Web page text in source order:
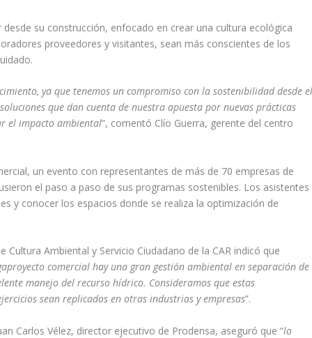
su construcción, enfocado en crear una cultura ecológica
proveedores y visitantes, sean más conscientes de los
ya que tenemos un compromiso con la sostenibilidad desde
que dan cuenta de nuestra apuesta por nuevas prácticas
el impacto ambiental”, comentó Clío Guerra, gerente del centro
un evento con representantes de más de 70 empresas de
el paso a paso de sus programas sostenibles. Los asistentes
y conocer los espacios donde se realiza la optimización de
Ambiental y Servicio Ciudadano de la CAR indicó que
comercial hay una gran gestión ambiental en separación de
manejo del recurso hídrico. Consideramos que estas
sean replicados en otras industrias y empresas”.
Carlos Vélez, director ejecutivo de Prodensa, aseguró que “lo